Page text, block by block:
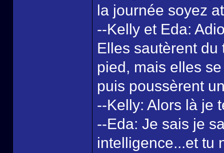
la journée soyez
--Kelly et Eda:
Elles sautèrent
pied, mais elles
puis poussèrent
--Kelly: Alors là je
--Eda: Je sais je
intelligence...et tu